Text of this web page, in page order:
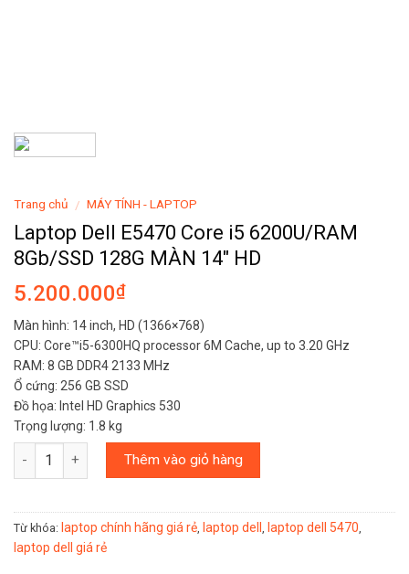
Trang chủ / MÁY TÍNH - LAPTOP
Laptop Dell E5470 Core i5 6200U/RAM
8Gb/SSD 128G MÀN 14″ HD
5.200.000₫
Màn hình: 14 inch, HD (1366×768)
CPU: Core™i5-6300HQ processor 6M Cache, up to 3.20 GHz
RAM: 8 GB DDR4 2133 MHz
Ổ cứng: 256 GB SSD
Đồ họa: Intel HD Graphics 530
Trọng lượng: 1.8 kg
Số lượng Thêm vào giỏ hàng
Từ khóa: laptop chính hãng giá rẻ, laptop dell , laptop dell 5470,
laptop dell giá rẻ